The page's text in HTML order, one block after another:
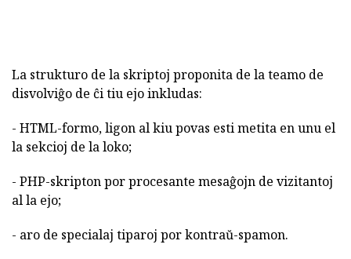
La strukturo de la skriptoj proponita de la teamo de
disvolviĝo de ĉi tiu ejo inkludas:
- HTML-formo, ligon al kiu povas esti metita en unu el
la sekcioj de la loko;
- PHP-skripton por procesante mesaĝojn de vizitantoj
al la ejo;
- aro de specialaj tiparoj por kontraŭ-spamon.